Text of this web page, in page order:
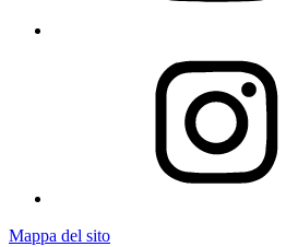
Mappa del sito